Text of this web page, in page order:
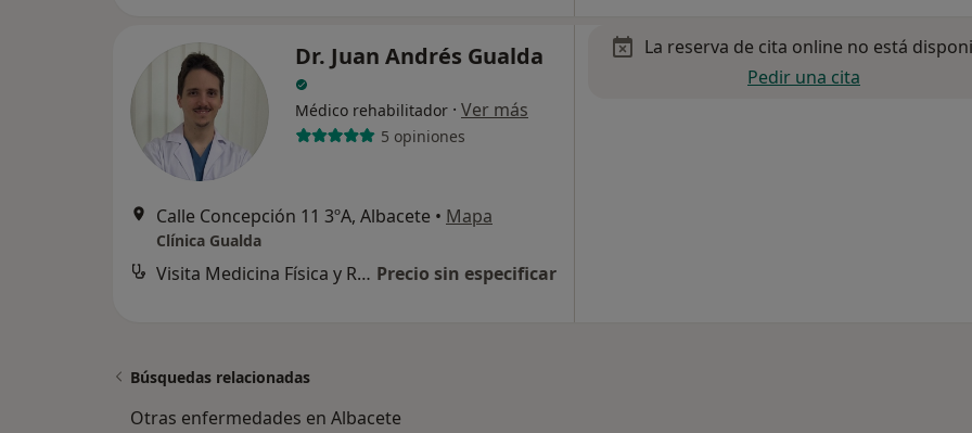
Dr. Juan Andrés Gualda
Médico rehabilitador · Ver más
5 opiniones
Calle Concepción 11 3ºA, Albacete • Mapa
Clínica Gualda
Visita Medicina Física y Rehabilitación Precio sin especificar
La reserva de cita online no está
Pedir una cita
Búsquedas relacionadas
Otras enfermedades en Albacete